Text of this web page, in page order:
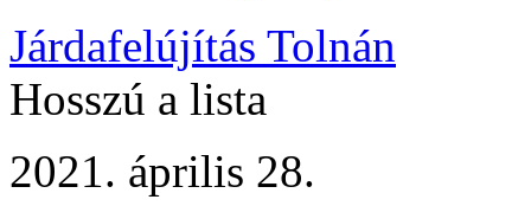
Járdafelújítás Tolnán
Hosszú a lista
2021. április 28.